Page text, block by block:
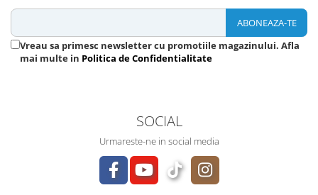
Vreau sa primesc newsletter cu promotiile magazinului. Afla
mai multe in Politica de Confidentialitate
SOCIAL
Urmareste-ne in social media